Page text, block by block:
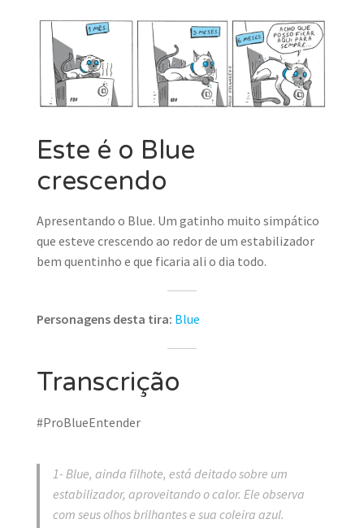
MINHA CONTA
CARRINHO
Search
Este é o Blue
crescendo
Apresentando o Blue. Um gatinho muito simpático
que esteve crescendo ao redor de um estabilizador
bem quentinho e que ficaria ali o dia todo.
Personagens desta tira: Blue
Transcrição
#ProBlueEntender
1- Blue, ainda filhote, está deitado sobre um
estabilizador, aproveitando o calor. Ele observa
com seus olhos brilhantes e sua coleira azul.